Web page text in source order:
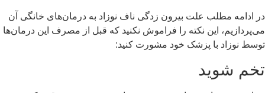
در ادامه مطلب علت بیرون زدگی ناف نوزاد به درمان‌های خانگی آن
می‌پردازیم، این نکته را فراموش نکنید که قبل از مصرف این درمان‌ها
توسط نوزاد با پزشک خود مشورت کنید:
تخم شوید